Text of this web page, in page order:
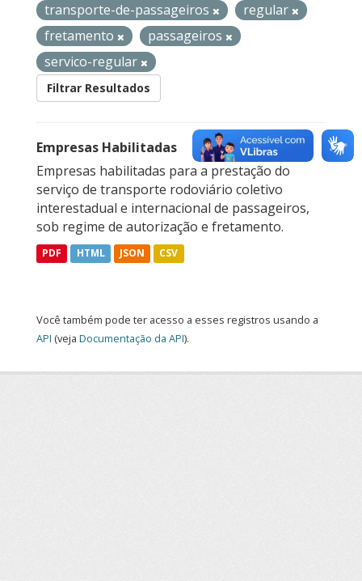
transporte-de-passageiros
regular
fretamento
passageiros
servico-regular
Filtrar Resultados
Empresas Habilitadas
Empresas habilitadas para a prestação do
serviço de transporte rodoviário coletivo
interestadual e internacional de passageiros,
sob regime de autorização e fretamento.
PDF HTML JSON CSV
Você também pode ter acesso a esses registros usando a
API (veja Documentação da API).